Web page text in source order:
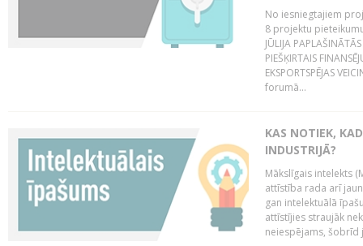
No iesniegtajiem
8 projektu
JŪLIJA
PIEŠĶIRTAIS
EKSPORTSPĒJAS
forumā...
KAS NOTIEK,
INDUSTRIJĀ?
Mākslīgais intelekts
attīstība rada arī
gan intelektuālā
attīstījies straujāk
neiespējams, šobrīd